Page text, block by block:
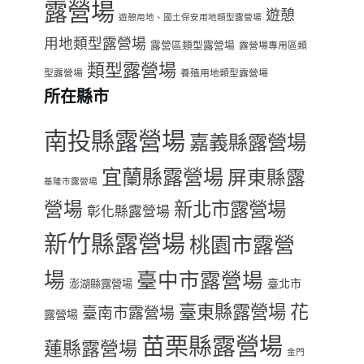
露營場 遊憩用地、國土保安用地類型露營場 遊憩
用地類型露營場 露營區類型露營場 露營場專用區類
型露營場 類型露營場 養殖用地類型露營場
所在縣市
南投縣露營場 嘉義縣露營場
基隆市露營場 宜蘭縣露營場 屏東縣露
營場 彰化縣露營場 新北市露營場
新竹縣露營場 桃園市露營
場 澎湖縣露營場 臺中市露營場 臺北市
露營場 臺南市露營場 臺東縣露營場 花
蓮縣露營場 苗栗縣露營場 金門